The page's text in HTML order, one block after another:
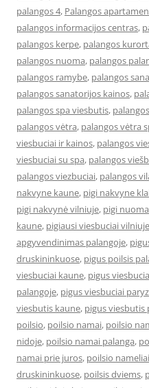
palangos 4, Palangos
palangos informacijos centras,
palangos kerpe, palangos
palangos nuoma, palangos
palangos ramybe, palangos
palangos sanatorijos kainos,
palangos spa viesbutis,
palangos vėtra, palangos vėtra
viesbuciai ir kainos, palangos
viesbuciai su spa, palangos
palangos viezbuciai, palangos
nakvyne kaune, pigi nakvyne
pigi nakvynė vilniuje, pigi
kaune, pigiausi viesbuciai vilniuje
apgyvendinimas palangoje,
druskininkuose, pigus poilsis
viesbuciai kaune, pigus
palangoje, pigus viesbuciai
viesbutis kaune, pigus viesbutis
poilsio, poilsio namai, poilsio
nidoje, poilsio namai palanga,
namai prie juros, poilsio
druskininkuose, poilsis dviems,